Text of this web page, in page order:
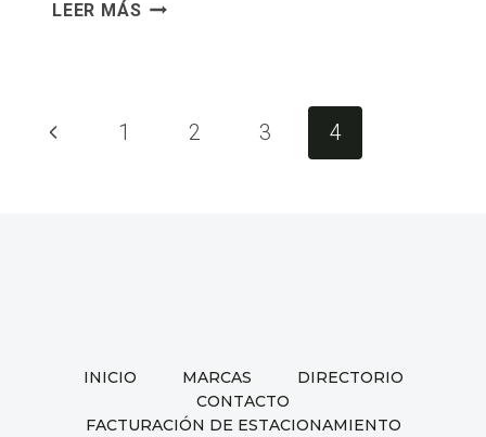
LEER MÁS
Navegación
Página
1 2 3 4
INICIO MARCAS
DIRECTORIO
CONTACTO
FACTURACIÓN DE ESTACIONAMIENTO